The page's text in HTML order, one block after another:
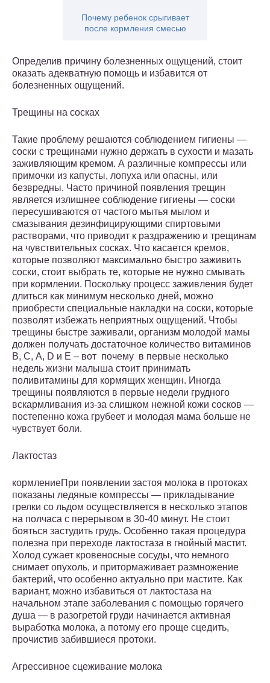
Почему ребенок срыгивает
после кормления смесью
Определив причину болезненных ощущений, стоит
оказать адекватную помощь и избавится от
болезненных ощущений.
Трещины на сосках
Такие проблему решаются соблюдением гигиены —
соски с трещинами нужно держать в сухости и мазать
заживляющим кремом. А различные компрессы или
примочки из капусты, лопуха или опасны, или
безвредны. Часто причиной появления трещин
является излишнее соблюдение гигиены — соски
пересушиваются от частого мытья мылом и
смазывания дезинфицирующими спиртовыми
растворами, что приводит к раздражению и трещинам
на чувствительных сосках. Что касается кремов,
которые позволяют максимально быстро заживить
соски, стоит выбрать те, которые не нужно смывать
при кормлении. Поскольку процесс заживления будет
длиться как минимум несколько дней, можно
приобрести специальные накладки на соски, которые
позволят избежать неприятных ощущений. Чтобы
трещины быстре заживали, организм молодой мамы
должен получать достаточное количество витаминов
B, C, А, D и E – вот почему в первые несколько
недель жизни малыша стоит принимать
поливитамины для кормящих женщин. Иногда
трещины появляются в первые недели грудного
вскармливания из-за слишком нежной кожи сосков —
постепенно кожа грубеет и молодая мама больше не
чувствует боли.
Лактостаз
кормлениеПри появлении застоя молока в протоках
показаны ледяные компрессы — прикладывание
грелки со льдом осуществляется в несколько этапов
на полчаса с перерывом в 30-40 минут. Не стоит
бояться застудить грудь. Особенно такая процедура
полезна при переходе лактостаза в гнойный мастит.
Холод сужает кровеносные сосуды, что немного
снимает опухоль, и притормаживает размножение
бактерий, что особенно актуально при мастите. Как
вариант, можно избавиться от лактостаза на
начальном этапе заболевания с помощью горячего
душа — в разогретой груди начинается активная
выработка молока, а потому его проще сцедить,
прочистив забившиеся протоки.
Агрессивное сцеживание молока